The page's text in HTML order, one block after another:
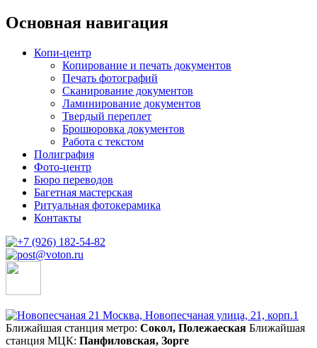
Основная навигация
Копи-центр
Копирование и печать документов
Печать фотографий
Сканирование документов
Ламинирование документов
Твердый переплет
Брошюровка документов
Работа с текстом
Полиграфия
Фото-центр
Бюро переводов
Багетная мастерская
Ритуальная фотокерамика
Контакты
Москва, Новопесчаная улица, 21, корп.1
Ближайшая станция метро: Сокол, Полежаеская Ближайшая
станция МЦК: Панфиловская, Зорге